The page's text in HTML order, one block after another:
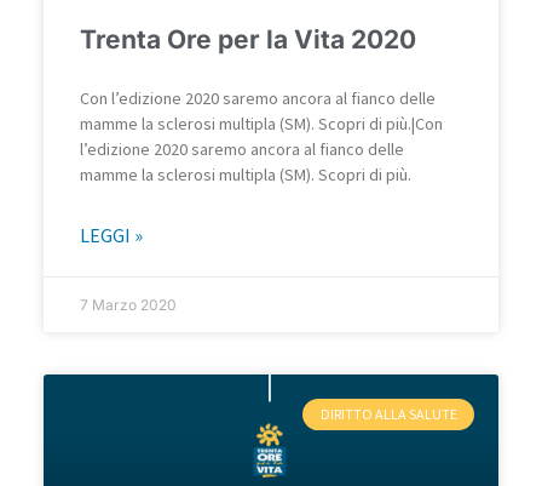
Trenta Ore per la Vita 2020
Con l’edizione 2020 saremo ancora al fianco delle
mamme la sclerosi multipla (SM). Scopri di più.|Con
l’edizione 2020 saremo ancora al fianco delle
mamme la sclerosi multipla (SM). Scopri di più.
LEGGI »
7 Marzo 2020
DIRITTO ALLA SALUTE